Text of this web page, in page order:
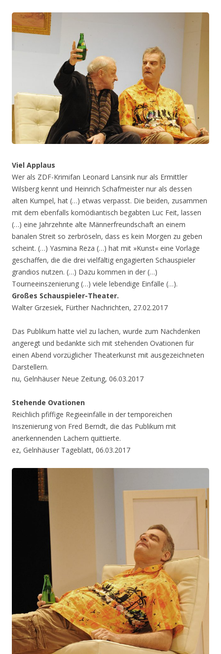
Viel Applaus
Wer als ZDF-Krimifan Leonard Lansink nur als Ermittler
Wilsberg kennt und Heinrich Schafmeister nur als dessen
alten Kumpel, hat (…) etwas verpasst. Die beiden, zusammen
mit dem ebenfalls komödiantisch begabten Luc Feit, lassen
(…) eine Jahrzehnte alte Männerfreundschaft an einem
banalen Streit so zerbröseln, dass es kein Morgen zu geben
scheint. (…) Yasmina Reza (…) hat mit »Kunst« eine Vorlage
geschaffen, die die drei vielfältig engagierten Schauspieler
grandios nutzen. (…) Dazu kommen in der (…)
Tourneeinszenierung (…) viele lebendige Einfälle (…).
Großes Schauspieler-Theater.
Walter Grzesiek, Fürther Nachrichten, 27.02.2017
Das Publikum hatte viel zu lachen, wurde zum Nachdenken
angeregt und bedankte sich mit stehenden Ovationen für
einen Abend vorzüglicher Theaterkunst mit ausgezeichneten
Darstellern.
nu, Gelnhäuser Neue Zeitung, 06.03.2017
Stehende Ovationen
Reichlich pfiffige Regieeinfälle in der temporeichen
Inszenierung von Fred Berndt, die das Publikum mit
anerkennenden Lachern quittierte.
ez, Gelnhäuser Tageblatt, 06.03.2017